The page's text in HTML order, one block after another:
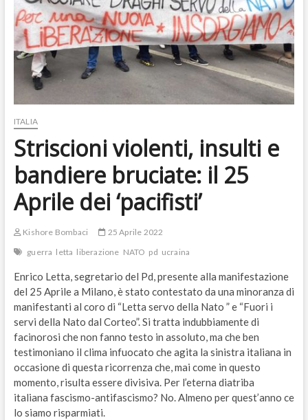
ITALIA
Striscioni violenti, insulti e
bandiere bruciate: il 25
Aprile dei ‘pacifisti’
Kishore Bombaci
25 Aprile 2022
guerra letta liberazione NATO pd ucraina
Enrico Letta, segretario del Pd, presente alla manifestazione
del 25 Aprile a Milano, è stato contestato da una minoranza di
manifestanti al coro di “Letta servo della Nato ” e “Fuori i
servi della Nato dal Corteo”. Si tratta indubbiamente di
facinorosi che non fanno testo in assoluto, ma che ben
testimoniano il clima infuocato che agita la sinistra italiana in
occasione di questa ricorrenza che, mai come in questo
momento, risulta essere divisiva. Per l’eterna diatriba
italiana fascismo-antifascismo? No. Almeno per quest’anno ce
lo siamo risparmiati.